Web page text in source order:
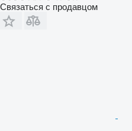
Связаться с продавцом